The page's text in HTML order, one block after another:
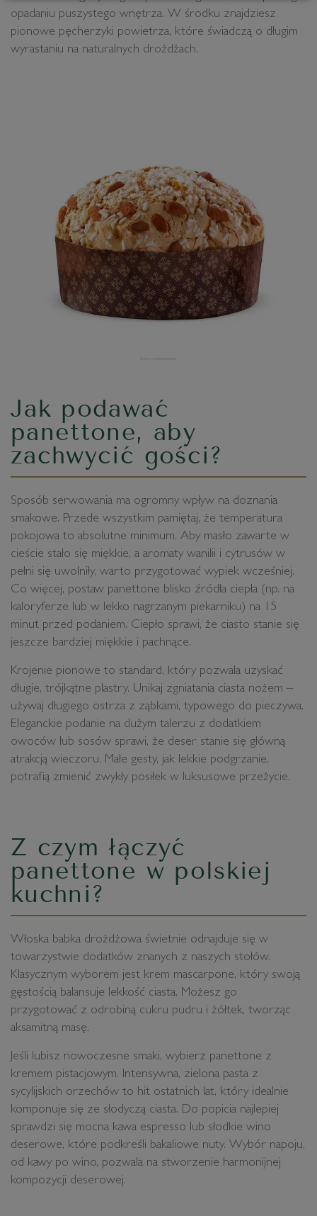
opadaniu puszystego wnętrza. W środku znajdziesz
pionowe pęcherzyki powietrza, które świadczą o długim
wyrastaniu na naturalnych drożdżach.
Jak podawać
panettone, aby
zachwycić gości?
Sposób serwowania ma ogromny wpływ na doznania
smakowe. Przede wszystkim pamiętaj, że temperatura
pokojowa to absolutne minimum. Aby masło zawarte w
cieście stało się miękkie, a aromaty wanilii i cytrusów w
pełni się uwolniły, warto przygotować wypiek wcześniej.
Co więcej, postaw panettone blisko źródła ciepła (np. na
kaloryferze lub w lekko nagrzanym piekarniku) na 15
minut przed podaniem. Ciepło sprawi, że ciasto stanie się
jeszcze bardziej miękkie i pachnące.
Krojenie pionowe to standard, który pozwala uzyskać
długie, trójkątne plastry. Unikaj zgniatania ciasta nożem –
używaj długiego ostrza z ząbkami, typowego do pieczywa.
Eleganckie podanie na dużym talerzu z dodatkiem
owoców lub sosów sprawi, że deser stanie się główną
atrakcją wieczoru. Małe gesty, jak lekkie podgrzanie,
potrafią zmienić zwykły posiłek w luksusowe przeżycie.
Z czym łączyć
panettone w polskiej
kuchni?
Włoska babka drożdżowa świetnie odnajduje się w
towarzystwie dodatków znanych z naszych stołów.
Klasycznym wyborem jest krem mascarpone, który swoją
gęstością balansuje lekkość ciasta. Możesz go
przygotować z odrobiną cukru pudru i żółtek, tworząc
aksamitną masę.
Jeśli lubisz nowoczesne smaki, wybierz panettone z
kremem pistacjowym. Intensywna, zielona pasta z
sycylijskich orzechów to hit ostatnich lat, który idealnie
komponuje się ze słodyczą ciasta. Do popicia najlepiej
sprawdzi się mocna kawa espresso lub słodkie wino
deserowe, które podkreśli bakaliowe nuty. Wybór napoju,
od kawy po wino, pozwala na stworzenie harmonijnej
kompozycji deserowej.